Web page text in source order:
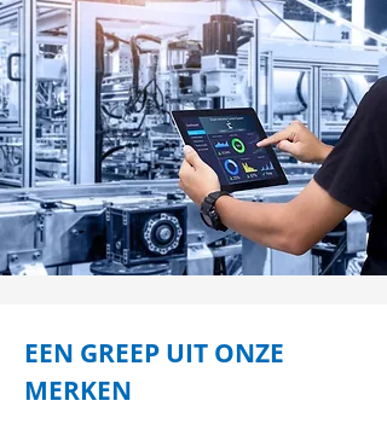
EEN GREEP UIT ONZE
MERKEN